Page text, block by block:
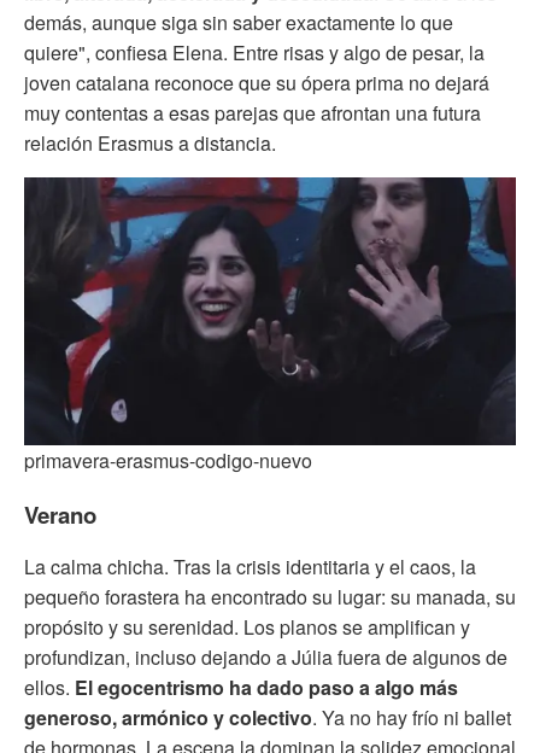
demás, aunque siga sin saber exactamente lo que
quiere", confiesa Elena. Entre risas y algo de pesar, la
joven catalana reconoce que su ópera prima no dejará
muy contentas a esas parejas que afrontan una futura
relación Erasmus a distancia.
primavera-erasmus-codigo-nuevo
Verano
La calma chicha. Tras la crisis identitaria y el caos, la
pequeño forastera ha encontrado su lugar: su manada, su
propósito y su serenidad. Los planos se amplifican y
profundizan, incluso dejando a Júlia fuera de algunos de
ellos. El egocentrismo ha dado paso a algo más
generoso, armónico y colectivo. Ya no hay frío ni ballet